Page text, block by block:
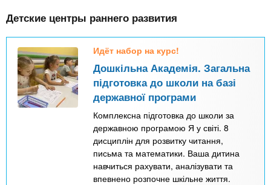
т
и
в
н
а
я
Детские центры раннего развития
Идёт набор на курс!
Дошкільна Академія. Загальна
підготовка до школи на базі
державної програми
Комплексна підготовка до школи за
державною програмою Я у світі. 8
дисциплін для розвитку читання,
письма та математики. Ваша дитина
навчиться рахувати, аналізувати та
впевнено розпочне шкільне життя.